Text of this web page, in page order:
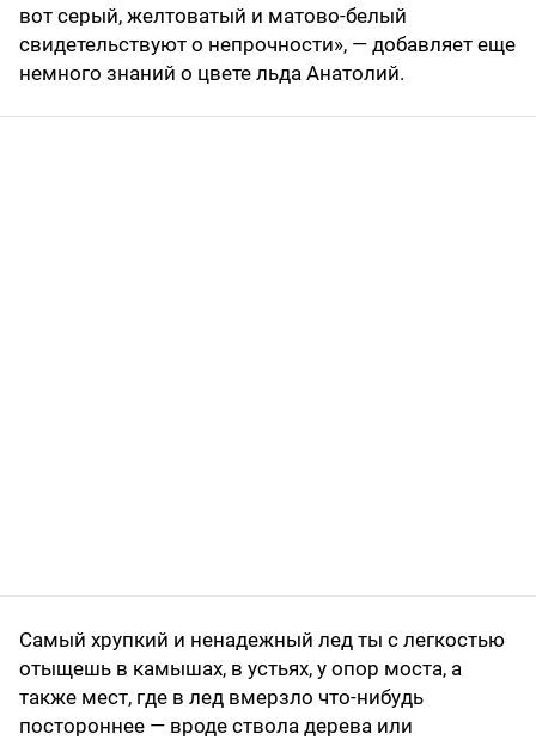
вот серый, желтоватый и матово-белый
свидетельствуют о непрочности», — добавляет еще
немного знаний о цвете льда Анатолий.
Самый хрупкий и ненадежный лед ты с легкостью
отыщешь в камышах, в устьях, у опор моста, а
также мест, где в лед вмерзло что-нибудь
постороннее — вроде ствола дерева или